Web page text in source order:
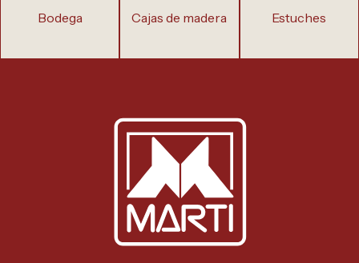
bodega cajas de madera estuches